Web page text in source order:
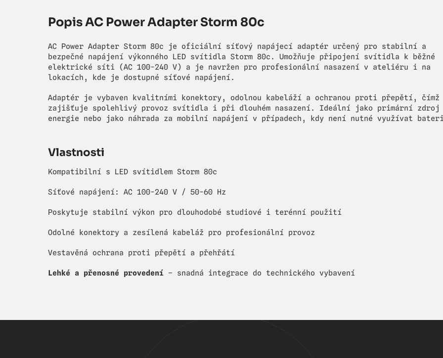
Popis AC Power Adapter Storm 80c
AC Power Adapter Storm 80c je oficiální síťový napájecí adaptér určený pro stabilní a
bezpečné napájení výkonného LED svítidla Storm 80c. Umožňuje připojení svítidla k běžné
elektrické síti (AC 100-240 V) a je navržen pro profesionální nasazení v ateliéru i na
lokacích, kde je dostupné síťové napájení.
Adaptér je vybaven kvalitními konektory, odolnou kabeláží a ochranou proti přepětí, čímž
zajišťuje spolehlivý provoz svítidla i při dlouhém nasazení. Ideální jako primární zdroj
energie nebo jako náhrada za mobilní napájení v případech, kdy není nutné využívat
Vlastnosti
Kompatibilní s LED svítidlem Storm 80c
Síťové napájení: AC 100-240 V / 50-60 Hz
Poskytuje stabilní výkon pro dlouhodobé studiové i terénní použití
Odolné konektory a zesílená kabeláž pro profesionální provoz
Vestavěná ochrana proti přepětí a přehřátí
Lehké a přenosné provedení – snadná integrace do technického vybavení